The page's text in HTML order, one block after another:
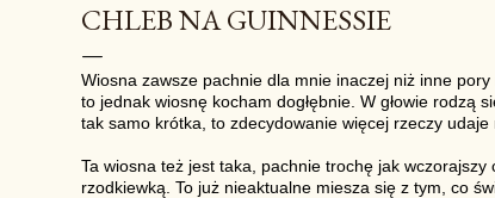
CHLEB NA GUINNESSIE
Wiosna zawsze pachnie dla mnie inaczej niż inne
to jednak wiosnę kocham dogłębnie. W głowie rodzą
tak samo krótka, to zdecydowanie więcej rzeczy udaje
Ta wiosna też jest taka, pachnie trochę jak wczorajszy
rzodkiewką. To już nieaktualne miesza się z tym, co